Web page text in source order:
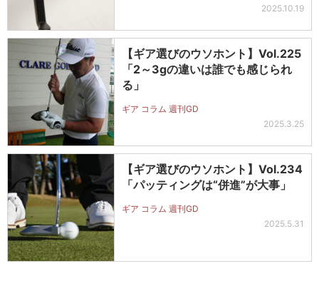
2025.10.19
【ギア選びのウソホント】Vol.225
「2～3gの違いは誰でも感じられ
る」
ギア コラム 週刊GD
2025.3.25
【ギア選びのウソホント】Vol.234
「パッティングは“併進”が大事」
ギア コラム 週刊GD
2025.5.31